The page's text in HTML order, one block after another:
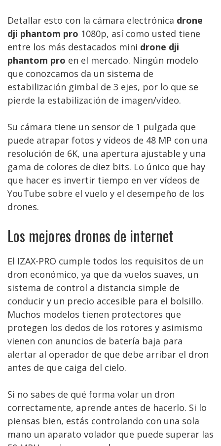
Detallar esto con la cámara electrónica drone
dji phantom pro 1080p, así como usted tiene
entre los más destacados mini drone dji
phantom pro en el mercado. Ningún modelo
que conozcamos da un sistema de
estabilización gimbal de 3 ejes, por lo que se
pierde la estabilización de imagen/vídeo.
Su cámara tiene un sensor de 1 pulgada que
puede atrapar fotos y vídeos de 48 MP con una
resolución de 6K, una apertura ajustable y una
gama de colores de diez bits. Lo único que hay
que hacer es invertir tiempo en ver vídeos de
YouTube sobre el vuelo y el desempeño de los
drones.
Los mejores drones de internet
El IZAX-PRO cumple todos los requisitos de un
dron económico, ya que da vuelos suaves, un
sistema de control a distancia simple de
conducir y un precio accesible para el bolsillo.
Muchos modelos tienen protectores que
protegen los dedos de los rotores y asimismo
vienen con anuncios de batería baja para
alertar al operador de que debe arribar el dron
antes de que caiga del cielo.
Si no sabes de qué forma volar un dron
correctamente, aprende antes de hacerlo. Si lo
piensas bien, estás controlando con una sola
mano un aparato volador que puede superar las